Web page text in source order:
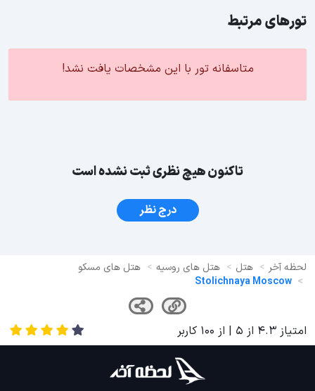
تورهای مرتبط
متاسفانه تور با این مشخصات یافت نشد!
تاکنون هیچ نظری ثبت نشده است
درج نظر
لحظه آخر هتل هتل های روسیه
هتل های مسکو
Stolichnaya Moscow
امتیاز 4.3 از 5 | از 100 کاربر